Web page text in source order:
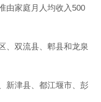
由家庭月人均收入500
、双流县、郫县和龙泉
新津县、都江堰市、彭